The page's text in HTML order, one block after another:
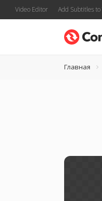
Video Editor Add Subtitles to
Главная